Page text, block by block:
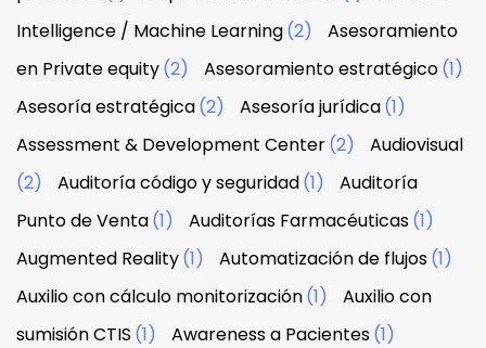
Intelligence / Machine Learning(2)
Asesoramiento
en Private equity(2) Asesoramiento estratégico(1)
Asesoría estratégica(2) Asesoría jurídica(1)
Assessment & Development Center(2)
Audiovisual
(2)
Auditoría código y seguridad(1)
Auditoría
Punto de Venta(1) Auditorías Farmacéuticas(1)
Augmented Reality(1) Automatización de flujos(1)
Auxilio con cálculo monitorización(1)
Auxilio con
sumisión CTIS (1) Awareness a Pacientes(1)